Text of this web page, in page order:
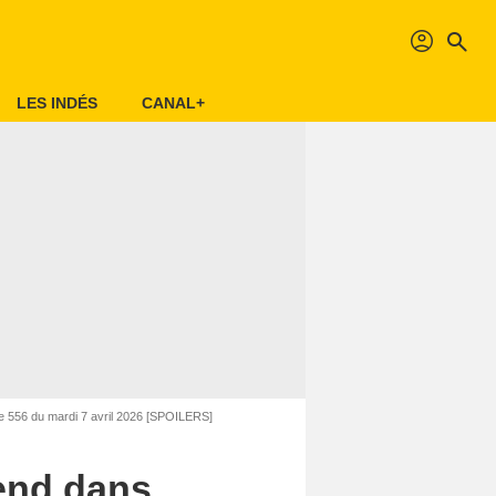
profil search
LES INDÉS CANAL+
du mardi 7 avril 2026 [SPOILERS]